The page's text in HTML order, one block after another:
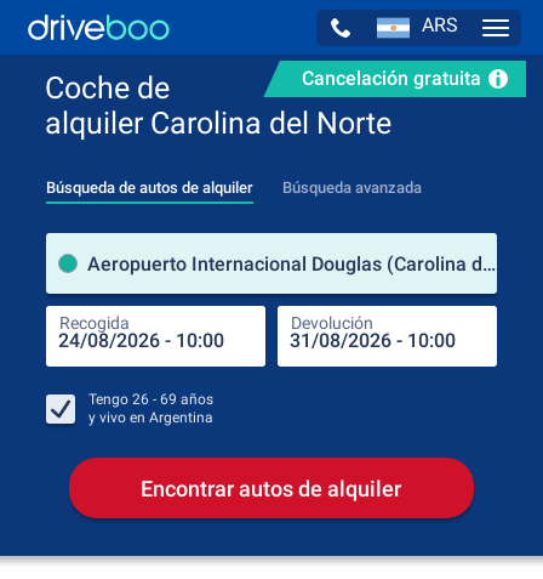
ARS
Cancelación gratuita
Coche de
alquiler Carolina del Norte
Búsqueda de autos de alquiler Búsqueda avanzada
Aeropuerto Internacional Douglas (Carolina del Norte / Estados Unidos de América)
Recogida Devolución
Tengo 26 - 69 años
y vivo en Argentina
Encontrar autos de alquiler